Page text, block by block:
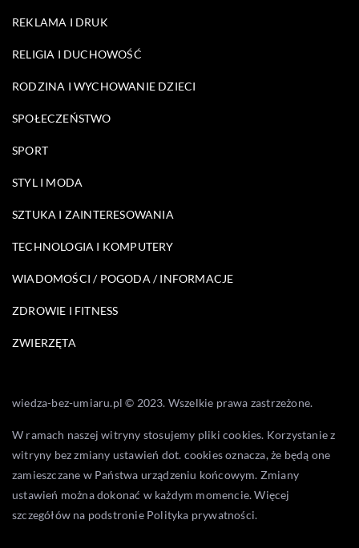
REKLAMA I DRUK
RELIGIA I DUCHOWOŚĆ
RODZINA I WYCHOWANIE DZIECI
SPOŁECZEŃSTWO
SPORT
STYL I MODA
SZTUKA I ZAINTERESOWANIA
TECHNOLOGIA I KOMPUTERY
WIADOMOŚCI / POGODA / INFORMACJE
ZDROWIE I FITNESS
ZWIERZĘTA
wiedza-bez-umiaru.pl © 2023. Wszelkie prawa zastrzeżone.
W ramach naszej witryny stosujemy pliki cookies. Korzystanie z
witryny bez zmiany ustawień dot. cookies oznacza, że będą one
zamieszczane w Państwa urządzeniu końcowym. Zmiany
ustawień można dokonać w każdym momencie. Więcej
szczegółów na podstronie Polityka prywatności.